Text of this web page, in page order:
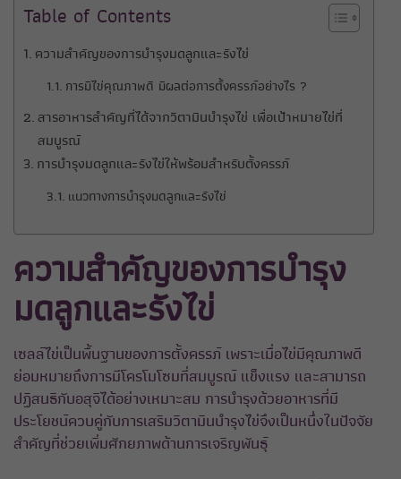
Table of Contents
ความสำคัญของการบำรุงมดลูกและรังไข่
การมีไข่คุณภาพดี มีผลต่อการตั้งครรภ์อย่างไร ?
สารอาหารสำคัญที่ได้จากวิตามินบำรุงไข่ เพื่อเป้าหมายไข่ที่
สมบูรณ์
การบำรุงมดลูกและรังไข่ให้พร้อมสำหรับตั้งครรภ์
แนวทางการบำรุงมดลูกและรังไข่
ความสำคัญของการบำรุง
มดลูกและรังไข่
เซลล์ไข่เป็นพื้นฐานของการตั้งครรภ์ เพราะเมื่อไข่มีคุณภาพดี
ย่อมหมายถึงการมีโครโมโซมที่สมบูรณ์ แข็งแรง และสามารถ
ปฏิสนธิกับอสุจิได้อย่างเหมาะสม การบำรุงด้วยอาหารที่มี
ประโยชน์ควบคู่กับการเสริมวิตามินบำรุงไข่จึงเป็นหนึ่งในปัจจัย
สำคัญที่ช่วยเพิ่มศักยภาพด้านการเจริญพันธุ์